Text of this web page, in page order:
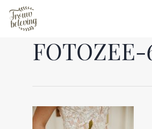
Hit enter to search or ESC to
FOTOZEE-